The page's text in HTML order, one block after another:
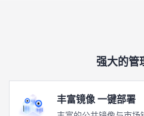
强大的管
丰富镜像 一键部署